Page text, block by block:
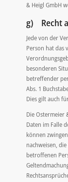
& Heigl GmbH
g) Recht
Jede von der
Person hat das
besonderen
betreffender
Abs. 1
Dies gilt auch
Die Ostermeier
Daten im Falle
können
nachweisen,
betroffenen